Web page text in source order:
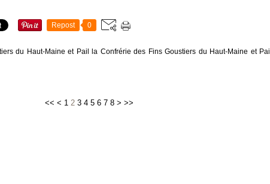
Repost 0
du Haut-Maine et Pail la Confrérie des Fins Goustiers du Haut-Maine et Pail
<< < 1 2 3 4 5 6 7 8 > >>